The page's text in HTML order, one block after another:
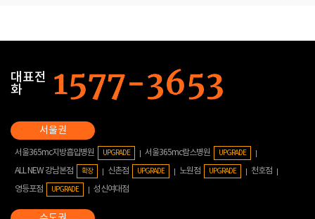
대표전
화
서울365mc지방흡입병원 UPGRADE 서울365mc람스병원 UPGRADE
ALL NEW 강남본점 확장 신촌점 UPGRADE 노원점 UPGRADE
천호점
영등포점
UPGRADE 성신여대점